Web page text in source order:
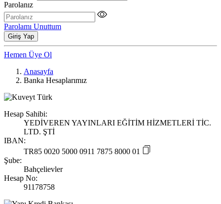
Parolanız
Parolamı Unuttum
Giriş Yap
Hemen Üye Ol
Anasayfa
Banka Hesaplarımız
Hesap Sahibi:
YEDİVEREN YAYINLARI EĞİTİM HİZMETLERİ TİC.
LTD. ŞTİ
IBAN:
TR85 0020 5000 0911 7875 8000 01
Şube:
Bahçelievler
Hesap No:
91178758